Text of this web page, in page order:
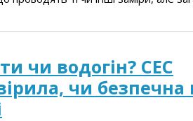
чи водогін? СЕС
чи безпечна